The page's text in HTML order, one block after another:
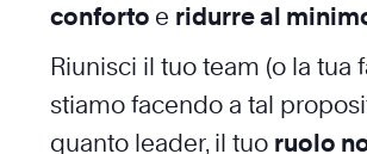
conforto e ridurre al
Riunisci il tuo team (o la
stiamo facendo a tal
quanto leader, il tuo ruolo